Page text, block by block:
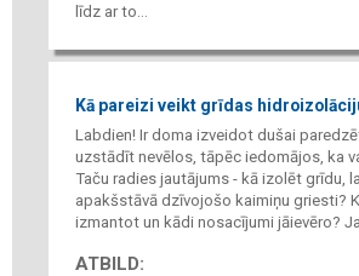
līdz ar to...
Kā pareizi veikt grīdas
Labdien! Ir doma izveidot dušai
uzstādīt nevēlos, tāpēc iedomājos, ka
Taču radies jautājums - kā izolēt grīdu,
apakšstāvā dzīvojošo kaimiņu griesti?
izmantot un kādi nosacījumi jāievēro?
ATBILD: